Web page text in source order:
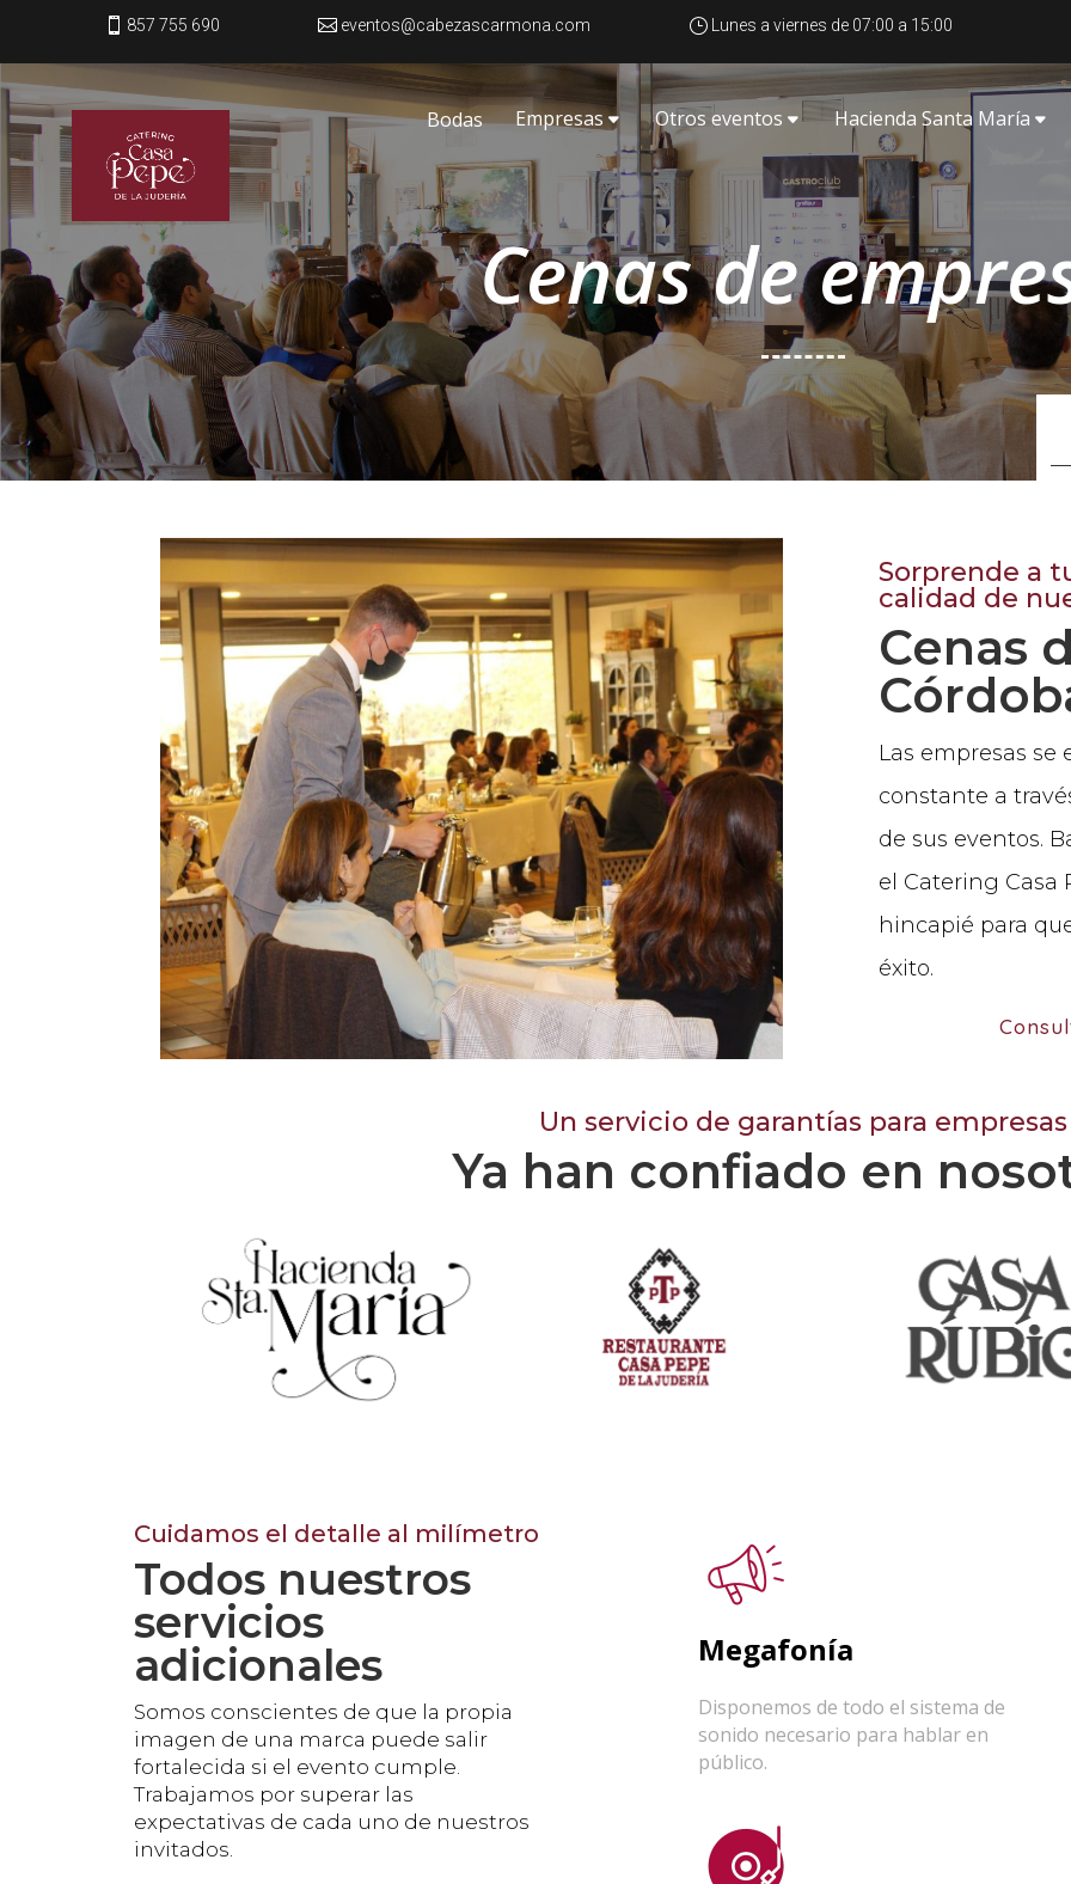
 857 755 690  eventos@cabezascarmona.com } Lunes a viernes de 07:00 a 15:00
Bodas Empresas Otros eventos Hacienda Santa María
Cenas de
Sorprende a
calidad de
Cenas
Las empresas
constante a
de sus eventos.
el Catering Casa
hincapié para
éxito.
Un servicio de garantías para empresas
Ya han confiado en
Cuidamos el detalle al milímetro
Todos nuestros
servicios
adicionales
Somos conscientes de que la propia
imagen de una marca puede salir
fortalecida si el evento cumple.
Trabajamos por superar las
expectativas de cada uno de nuestros
invitados.
Megafonía
Disponemos de todo el sistema de
sonido necesario para hablar en
público.